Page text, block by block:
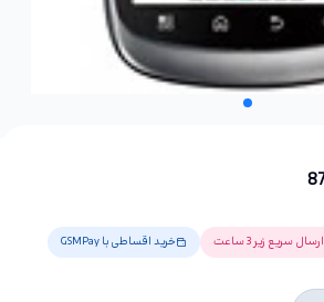
ارسال سریع زیر 3 ساعت خرید اقساطی با GSMPay